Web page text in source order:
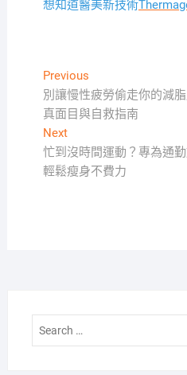
想知道醫美新技術
文
章
導
覽
PreviousPrevious
post:
別讓慢性疲勞偷走你的減
真面目與自救指南
NextNext
post:
忙到沒時間運動？專為通
輕鬆瘦身不費力